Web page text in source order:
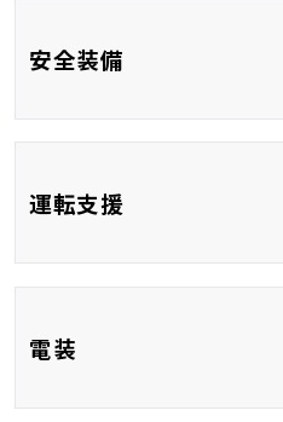
安全装備
テム
運転支援
レーンアシスト
電装